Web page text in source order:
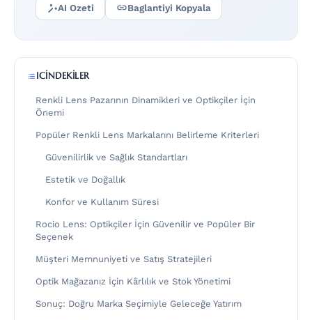
AI Ozeti Baglantiyi Kopyala
ICINDEKILER
Renkli Lens Pazarının Dinamikleri ve Optikçiler İçin
Önemi
Popüler Renkli Lens Markalarını Belirleme Kriterleri
Güvenilirlik ve Sağlık Standartları
Estetik ve Doğallık
Konfor ve Kullanım Süresi
Rocio Lens: Optikçiler İçin Güvenilir ve Popüler Bir
Seçenek
Müşteri Memnuniyeti ve Satış Stratejileri
Optik Mağazanız İçin Kârlılık ve Stok Yönetimi
Sonuç: Doğru Marka Seçimiyle Geleceğe Yatırım